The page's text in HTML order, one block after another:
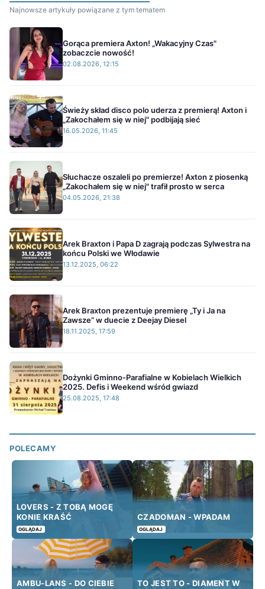
Najnowsze artykuły powiązane z tym tematem
Gorąca premiera Axton! „Wakacyjny Czas"
zobaczcie nowość!
02.08.2026, 12:15
Świeży skład disco polo uderza z premierą! Axton i
„Zakochałem się w niej" podbijają sieć
16.05.2026, 11:45
Słuchacze oszaleli po premierze! Axton z piosenką
„Zakochałem się w niej" trafił prosto w serca
04.05.2026, 21:38
Arek Braxton i Papa D zagrają podczas Sylwestra na
końcu Polski we Włodawie
13.12.2025, 06:22
Arek Braxton prezentuje premierę „Ty i Ja na
Zawsze” w duecie z Deejay Diesel
18.11.2025, 17:59
Dożynki Gminno-Parafialne w Kobielach Wielkich
2025. Defis i Weekend wśród gwiazd
25.08.2025, 17:48
POLECAMY
LOVERS - Z TOBĄ MOGĘ
KONIE KRAŚĆ
OGLĄDAJ
CZADOMAN - WPADAM
OGLĄDAJ
AMBU-LANS - DO CIEBIE
TO JEST TO - DIAMENT W